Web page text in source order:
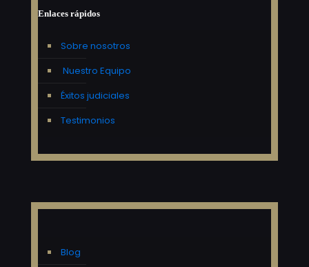
Enlaces rápidos
Sobre nosotros
Nuestro Equipo
Éxitos judiciales
Testimonios
Blog